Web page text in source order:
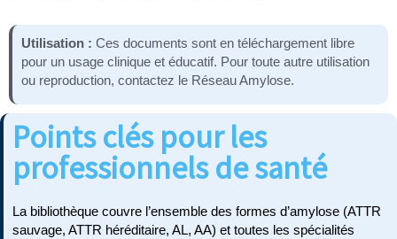
Utilisation : Ces documents sont en téléchargement libre
pour un usage clinique et éducatif. Pour toute autre utilisation
ou reproduction, contactez le Réseau Amylose.
Points clés pour les
professionnels de santé
La bibliothèque couvre l’ensemble des formes d’amylose (ATTR
sauvage, ATTR héréditaire, AL, AA) et toutes les spécialités